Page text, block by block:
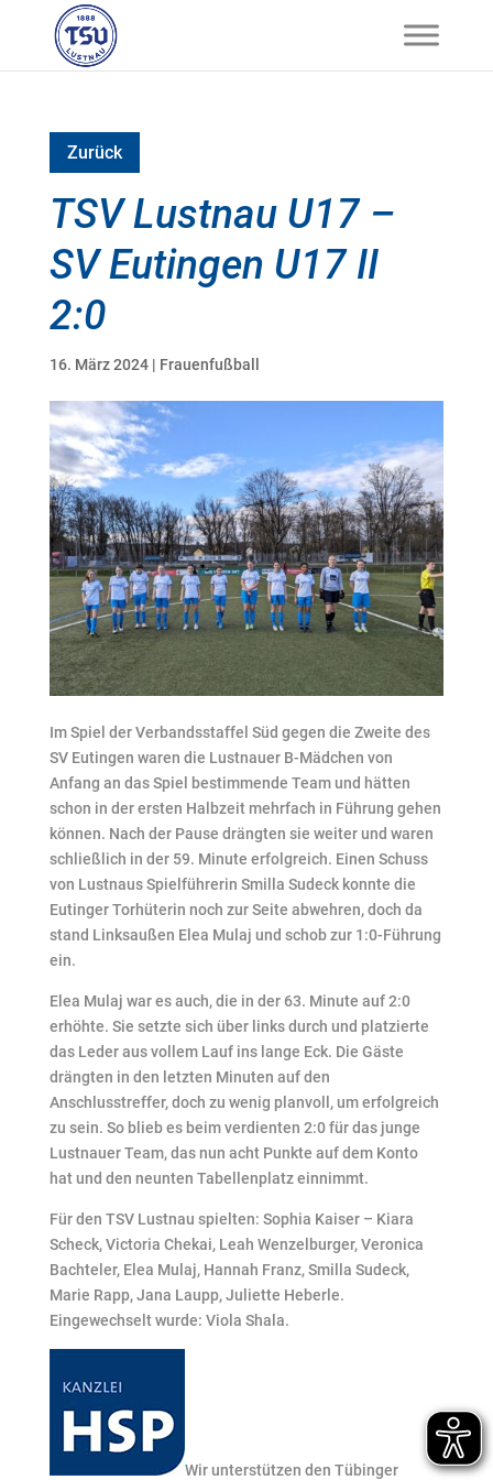
Zurück
TSV Lustnau U17 –
SV Eutingen U17 II
2:0
16. März 2024| Frauenfußball
Im Spiel der Verbandsstaffel Süd gegen die Zweite des
SV Eutingen waren die Lustnauer B-Mädchen von
Anfang an das Spiel bestimmende Team und hätten
schon in der ersten Halbzeit mehrfach in Führung gehen
können. Nach der Pause drängten sie weiter und waren
schließlich in der 59. Minute erfolgreich. Einen Schuss
von Lustnaus Spielführerin Smilla Sudeck konnte die
Eutinger Torhüterin noch zur Seite abwehren, doch da
stand Linksaußen Elea Mulaj und schob zur 1:0-Führung
ein.
Elea Mulaj war es auch, die in der 63. Minute auf 2:0
erhöhte. Sie setzte sich über links durch und platzierte
das Leder aus vollem Lauf ins lange Eck. Die Gäste
drängten in den letzten Minuten auf den
Anschlusstreffer, doch zu wenig planvoll, um erfolgreich
zu sein. So blieb es beim verdienten 2:0 für das junge
Lustnauer Team, das nun acht Punkte auf dem Konto
hat und den neunten Tabellenplatz einnimmt.
Für den TSV Lustnau spielten: Sophia Kaiser – Kiara
Scheck, Victoria Chekai, Leah Wenzelburger, Veronica
Bachteler, Elea Mulaj, Hannah Franz, Smilla Sudeck,
Marie Rapp, Jana Laupp, Juliette Heberle.
Eingewechselt wurde: Viola Shala.
Wir unterstützen den Tübinger